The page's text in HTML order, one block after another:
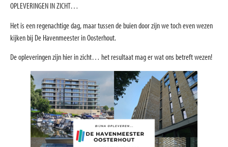
OPLEVERINGEN IN ZICHT…
Het is een regenachtige dag, maar tussen de buien door zijn we toch even wezen
kijken bij De Havenmeester in Oosterhout.
De opleveringen zijn hier in zicht… het resultaat mag er wat ons betreft wezen!